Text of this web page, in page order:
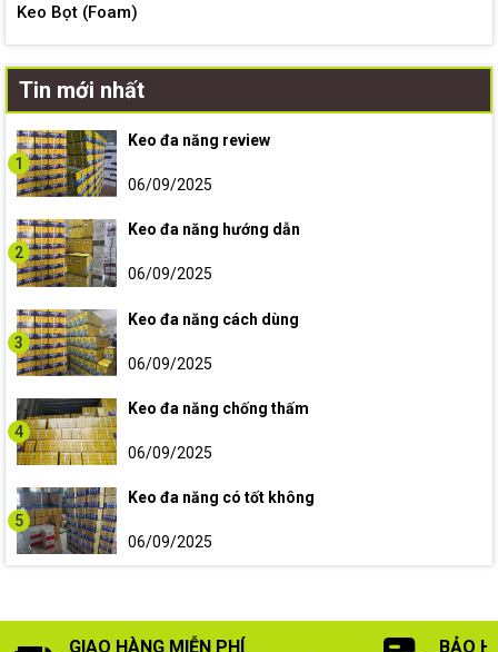
Keo Bọt (Foam)
Tin mới nhất
1
Keo đa năng review
06/09/2025
2
Keo đa năng hướng dẫn
06/09/2025
3
Keo đa năng cách dùng
06/09/2025
4
Keo đa năng chống thấm
06/09/2025
5
Keo đa năng có tốt không
06/09/2025
GIAO HÀNG MIỄN PHÍ BẢO